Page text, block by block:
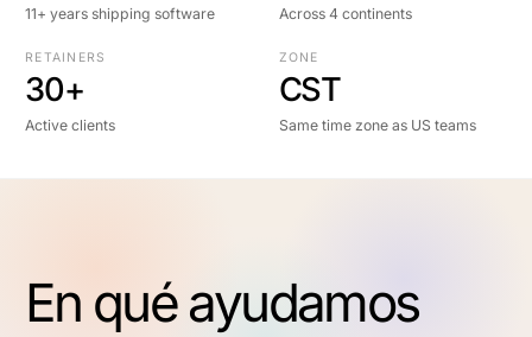
11+ years shipping software Across 4 continents
RETAINERS
30+
Active clients
ZONE
CST
Same time zone as US teams
En qué ayudamos